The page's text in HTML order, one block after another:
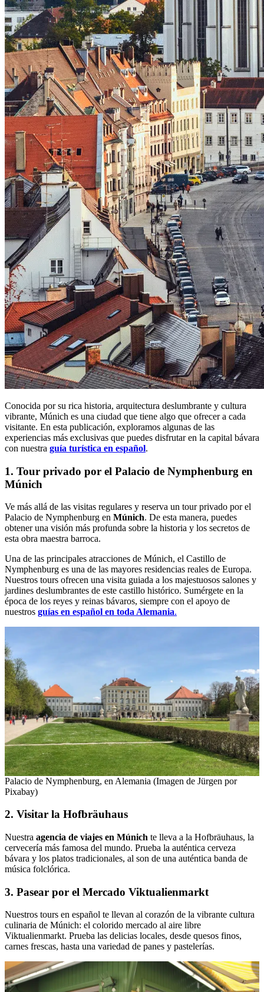
Conocida por su rica historia, arquitectura deslumbrante y cultura
vibrante, Múnich es una ciudad que tiene algo que ofrecer a cada
visitante. En esta publicación, exploramos algunas de las
experiencias más exclusivas que puedes disfrutar en la capital bávara
con nuestra guía turística en español.
1. Tour privado por el Palacio de Nymphenburg en
Múnich
Ve más allá de las visitas regulares y reserva un tour privado por el
Palacio de Nymphenburg en Múnich. De esta manera, puedes
obtener una visión más profunda sobre la historia y los secretos de
esta obra maestra barroca.
Una de las principales atracciones de Múnich, el Castillo de
Nymphenburg es una de las mayores residencias reales de Europa.
Nuestros tours ofrecen una visita guiada a los majestuosos salones y
jardines deslumbrantes de este castillo histórico. Sumérgete en la
época de los reyes y reinas bávaros, siempre con el apoyo de
nuestros guías en español en toda Alemania.
Palacio de Nymphenburg, en Alemania (Imagen de Jürgen por
Pixabay)
2. Visitar la Hofbräuhaus
Nuestra agencia de viajes en Múnich te lleva a la Hofbräuhaus, la
cervecería más famosa del mundo. Prueba la auténtica cerveza
bávara y los platos tradicionales, al son de una auténtica banda de
música folclórica.
3. Pasear por el Mercado Viktualienmarkt
Nuestros tours en español te llevan al corazón de la vibrante cultura
culinaria de Múnich: el colorido mercado al aire libre
Viktualienmarkt. Prueba las delicias locales, desde quesos finos,
carnes frescas, hasta una variedad de panes y pastelerías.